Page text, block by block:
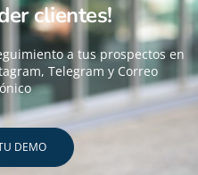
clientes!
a tus prospectos en
Telegram y Correo
DEMO